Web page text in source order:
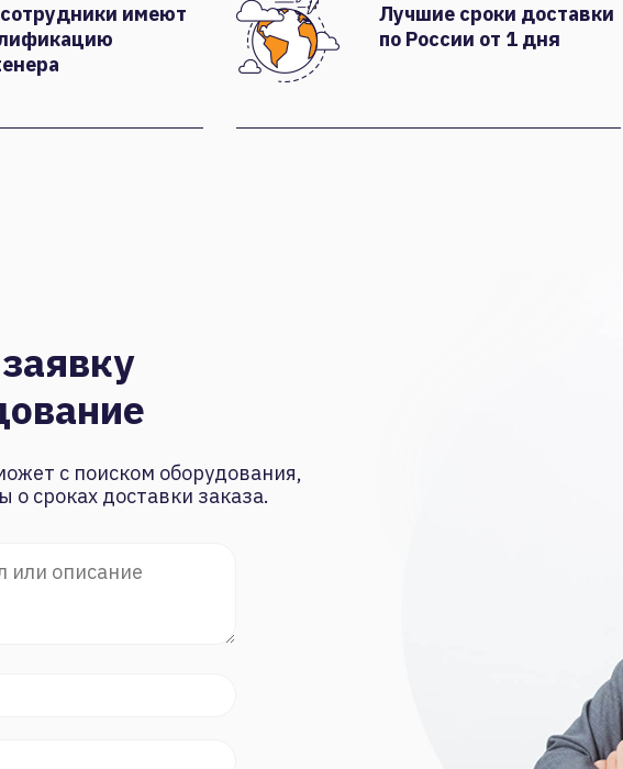
имеют
Лучшие сроки доставки
по России от 1 дня
с поиском оборудования,
о сроках доставки заказа.